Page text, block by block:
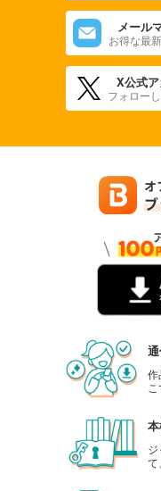
メール
お得な最
X公式
フォロー
作
て